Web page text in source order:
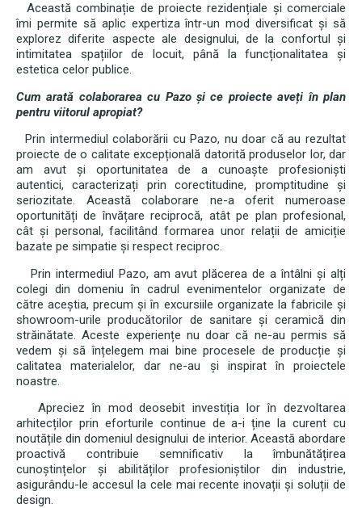
Această combinație de proiecte rezidențiale și comerciale
îmi permite să aplic expertiza într-un mod diversificat și să
explorez diferite aspecte ale designului, de la confortul și
intimitatea spațiilor de locuit, până la funcționalitatea și
estetica celor publice.
Cum arată colaborarea cu Pazo și ce proiecte aveți în plan
pentru viitorul apropiat?
Prin intermediul colaborării cu Pazo, nu doar că au rezultat
proiecte de o calitate excepțională datorită produselor lor, dar
am avut și oportunitatea de a cunoaște profesioniști
autentici, caracterizați prin corectitudine, promptitudine și
seriozitate. Această colaborare ne-a oferit numeroase
oportunități de învățare reciprocă, atât pe plan profesional,
cât și personal, facilitând formarea unor relații de amiciție
bazate pe simpatie și respect reciproc.
Prin intermediul Pazo, am avut plăcerea de a întâlni și alți
colegi din domeniu în cadrul evenimentelor organizate de
către aceștia, precum și în excursiile organizate la fabricile și
showroom-urile producătorilor de sanitare și ceramică din
străinătate. Aceste experiențe nu doar că ne-au permis să
vedem și să înțelegem mai bine procesele de producție și
calitatea materialelor, dar ne-au și inspirat în proiectele
noastre.
Apreciez în mod deosebit investiția lor în dezvoltarea
arhitecților prin eforturile continue de a-i ține la curent cu
noutățile din domeniul designului de interior. Această abordare
proactivă contribuie semnificativ la îmbunătățirea
cunoștințelor și abilităților profesioniștilor din industrie,
asigurându-le accesul la cele mai recente inovații și soluții de
design.